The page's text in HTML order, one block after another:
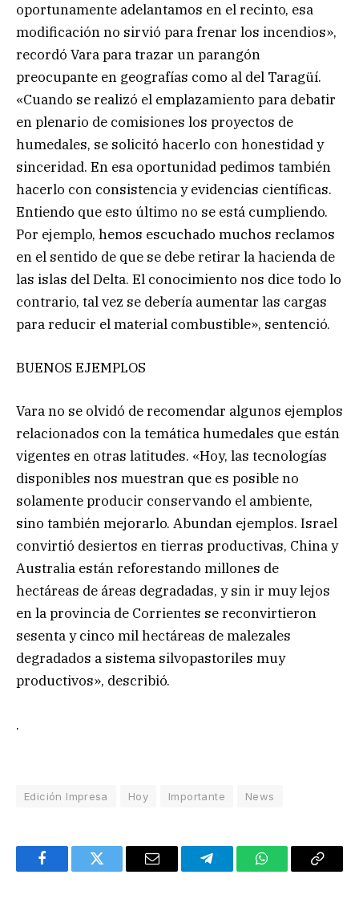
oportunamente adelantamos en el recinto, esa
modificación no sirvió para frenar los incendios»,
recordó Vara para trazar un parangón
preocupante en geografías como al del Taragüí.
«Cuando se realizó el emplazamiento para debatir
en plenario de comisiones los proyectos de
humedales, se solicitó hacerlo con honestidad y
sinceridad. En esa oportunidad pedimos también
hacerlo con consistencia y evidencias científicas.
Entiendo que esto último no se está cumpliendo.
Por ejemplo, hemos escuchado muchos reclamos
en el sentido de que se debe retirar la hacienda de
las islas del Delta. El conocimiento nos dice todo lo
contrario, tal vez se debería aumentar las cargas
para reducir el material combustible», sentenció.
BUENOS EJEMPLOS
Vara no se olvidó de recomendar algunos ejemplos
relacionados con la temática humedales que están
vigentes en otras latitudes. «Hoy, las tecnologías
disponibles nos muestran que es posible no
solamente producir conservando el ambiente,
sino también mejorarlo. Abundan ejemplos. Israel
convirtió desiertos en tierras productivas, China y
Australia están reforestando millones de
hectáreas de áreas degradadas, y sin ir muy lejos
en la provincia de Corrientes se reconvirtieron
sesenta y cinco mil hectáreas de malezales
degradados a sistema silvopastoriles muy
productivos», describió.
.
Edición Impresa Hoy Importante News
FacebookTwitter Email TelegramWhatsAppCopy